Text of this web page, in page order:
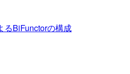
るBiFunctorの構成